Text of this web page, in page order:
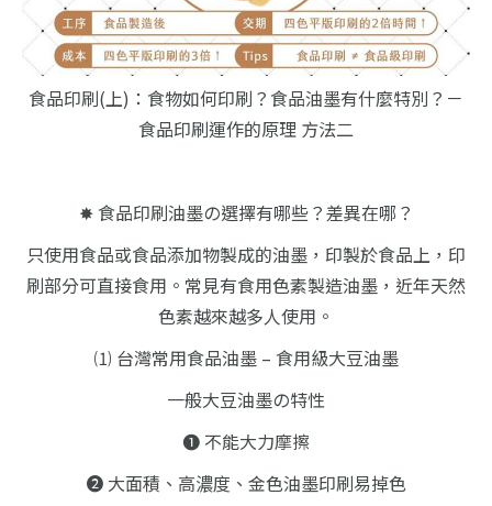
食品印刷(上)：食物如何印刷？食品油墨有什麼特別？－
食品印刷運作的原理 方法二
✸ 食品印刷油墨の選擇有哪些？差異在哪？
只使用食品或食品添加物製成的油墨，印製於食品上，印
刷部分可直接食用。常見有食用色素製造油墨，近年天然
色素越來越多人使用。
⑴ 台灣常用食品油墨 – 食用級大豆油墨
一般大豆油墨の特性
❶ 不能大力摩擦
❷ 大面積、高濃度、金色油墨印刷易掉色